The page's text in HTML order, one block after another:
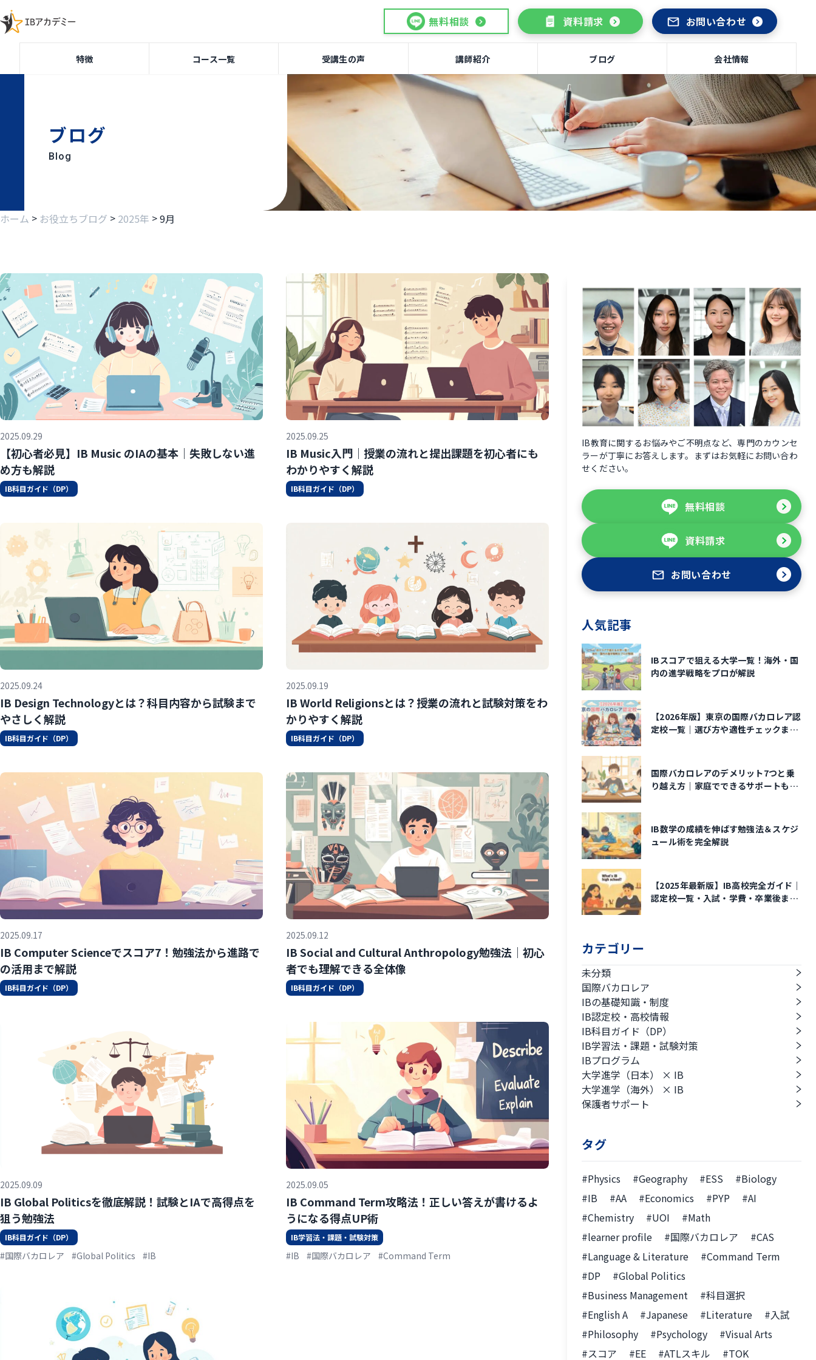
無料相談 資料請求 お問い合わせ
特徴 コース一覧 受講生の声 講師紹介 ブログ 会社情報
ブログ
Blog
ホーム > お役立ちブログ > 2025年 >9月
2025.09.29
【初心者必見】IB Music のIAの基本｜失敗しない進
め方も解説
IB科目ガイド（DP）
2025.09.25
IB Music入門｜授業の流れと提出課題を初心者にも
わかりやすく解説
IB科目ガイド（DP）
2025.09.24
IB Design Technologyとは？科目内容から試験まで
やさしく解説
IB科目ガイド（DP）
2025.09.19
IB World Religionsとは？授業の流れと試験対策をわ
かりやすく解説
IB科目ガイド（DP）
2025.09.17
IB Computer Scienceでスコア7！勉強法から進路で
の活用まで解説
IB科目ガイド（DP）
2025.09.12
IB Social and Cultural Anthropology勉強法｜初心
者でも理解できる全体像
IB科目ガイド（DP）
2025.09.09
IB Global Politicsを徹底解説！試験とIAで高得点を
狙う勉強法
IB科目ガイド（DP）
#国際バカロレア #Global Politics #IB
2025.09.05
IB Command Term攻略法！正しい答えが書けるよ
うになる得点UP術
IB学習法・課題・試験対策
#IB #国際バカロレア #Command Term
IB教育に関するお悩みやご不明点など、専門のカウンセ
ラーが丁寧にお答えします。まずはお気軽にお問い合わ
せください。
無料相談
資料請求
お問い合わせ
人気記事
IBスコアで狙える大学一覧！海外・国
内の進学戦略をプロが解説
【2026年版】東京の国際バカロレア認
定校一覧｜選び方や適性チェックまで
国際バカロレアのデメリット7つと乗
り越え方｜家庭でできるサポートも解
IB数学の成績を伸ばす勉強法＆スケジ
ュール術を完全解説
【2025年最新版】IB高校完全ガイド｜
認定校一覧・入試・学費・卒業後まで
カテゴリー
未分類
国際バカロレア
IBの基礎知識・制度
IB認定校・高校情報
IB科目ガイド（DP）
IB学習法・課題・試験対策
IBプログラム
大学進学（日本） × IB
大学進学（海外） × IB
保護者サポート
タグ
#Physics #Geography #ESS
#Biology
#IB
#AA #Economics #PYP
#AI
#Chemistry
#UOI
#Math
#learner profile
#国際バカロレア
#CAS
#Language & Literature
#Command Term
#DP
#Global Politics
#Business Management
#科目選択
#English A
#Japanese #Literature
#入試
#Philosophy
#Psychology
#Visual Arts
#スコア
#EE #ATLスキル #TOK